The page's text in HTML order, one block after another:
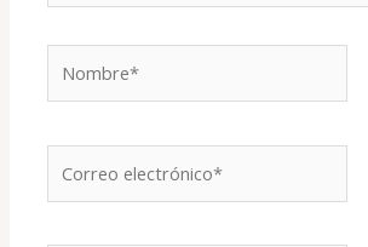
electrónico*